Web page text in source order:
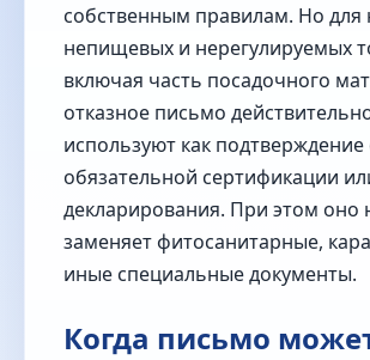
собственным правилам. Но для
непищевых и нерегулируемых
включая часть посадочного
отказное письмо
используют как подтверждение
обязательной сертификации
декларирования. При этом оно
заменяет фитосанитарные,
иные специальные документы.
Когда письмо